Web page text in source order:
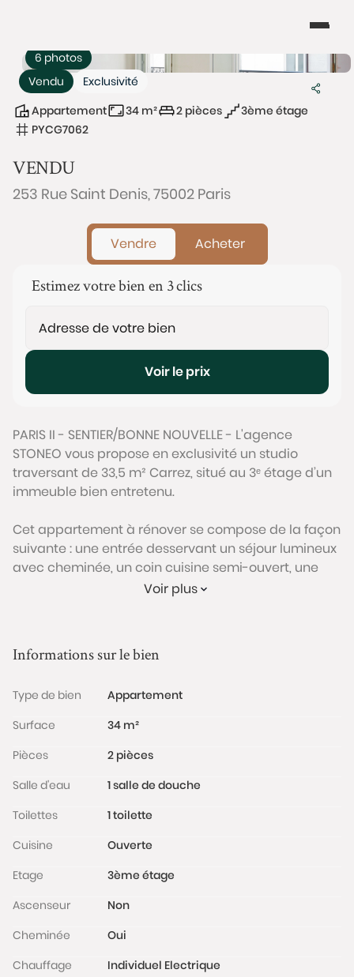
Vendu Exclusivité
6 photos
Appartement 34 m² 2 pièces
3ème étage
PYCG7062
VENDU
253 Rue Saint Denis, 75002 Paris
Vendre Acheter
Estimez votre bien en 3 clics
Voir le prix
PARIS II - SENTIER/BONNE NOUVELLE - L'agence
STONEO vous propose en exclusivité un studio
traversant de 33,5 m² Carrez, situé au 3ᵉ étage d’un
immeuble bien entretenu.
Cet appartement à rénover se compose de la façon
suivante : une entrée desservant un séjour lumineux
avec cheminée, un coin cuisine semi-ouvert, une
salle d’eau WC. Le bien bénéficie d’une excellente
L’agencement est modulable et permet la création
aménagements possibles. Il bénéficie d’une note de
performance énergétique F. Une cave complète le
Charges de copropriété : 93 €/mois
Taxe foncière : 831 €/an
terminé en juillet 2025), et située à proximité de
toutes les commodités, de nombreux commerces et
avec la station de métro Réaumur (lignes 3 et 4).
Les informations sur les risques auxquels ce bien est
www.georisques.gouv.fr
Voir plus
Informations sur le bien
Type de bien
Appartement
Surface
34 m²
Pièces
2 pièces
Salle d'eau
1 salle de douche
Toilettes
1 toilette
Cuisine
Ouverte
Etage
3ème étage
Ascenseur
Non
Cheminée
Oui
Chauffage
Individuel Electrique